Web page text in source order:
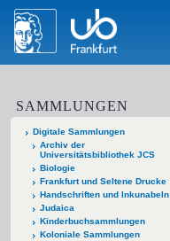
SAMMLUNGEN
Digitale Sammlungen
Archiv der
Universitätsbibliothek JCS
Biologie
Frankfurt und Seltene Drucke
Handschriften und Inkunabeln
Judaica
Kinderbuchsammlungen
Koloniale Sammlungen